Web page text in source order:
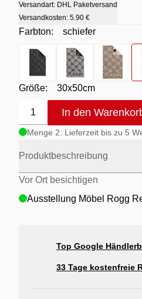
Versandart: DHL Paketversand
Versandkosten: 5.90 €
Farbton:
schiefer
Farbton
- basalt
Farbton - platin
Farbton -
Größe: 30x50cm
1 In den
Menge 2: Lieferzeit bis zu 5
Produktbeschreibung
Vor Ort besichtigen
Ausstellung Möbel Rogg
Top Google
33 Tage kostenfreie